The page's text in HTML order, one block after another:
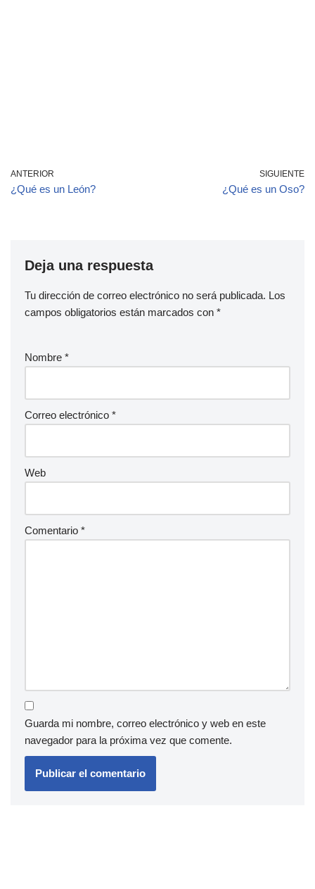
ANTERIOR
¿Qué es un León?
SIGUIENTE
¿Qué es un Oso?
Deja una respuesta
Tu dirección de correo electrónico no será publicada. Los
campos obligatorios están marcados con *
Nombre *
Correo electrónico *
Web
Comentario *
Guarda mi nombre, correo electrónico y web en este
navegador para la próxima vez que comente.